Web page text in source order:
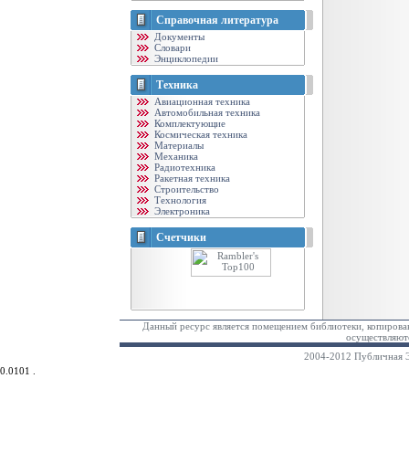
Справочная литература
Документы
Словари
Энциклопедии
Техника
Авиационная техника
Автомобильная техника
Комплектующие
Космическая техника
Материалы
Механика
Радиотехника
Ракетная техника
Строительство
Технология
Электроника
Счетчики
Данный ресурс является помещением библиотеки,
2004-2012 Публичная
0.0101 .